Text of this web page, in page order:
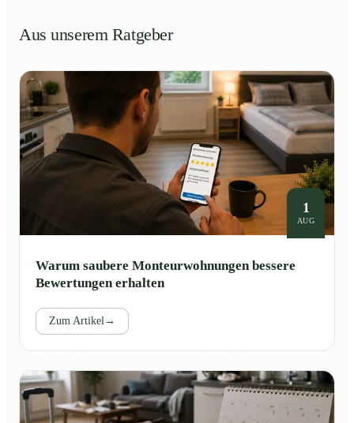
Aus unserem Ratgeber
1
AUG
Warum saubere Monteurwohnungen bessere
Bewertungen erhalten
Zum Artikel →